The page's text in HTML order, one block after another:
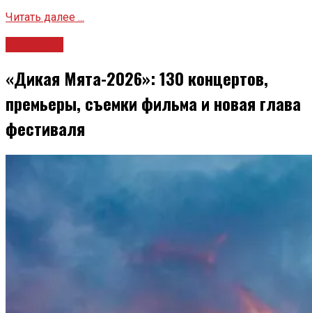
Читать далее ...
«Дикая Мята-2026»: 130 концертов,
премьеры, съемки фильма и новая глава
фестиваля